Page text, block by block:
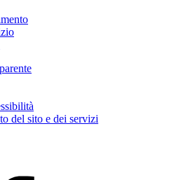
del sito e dei servizi